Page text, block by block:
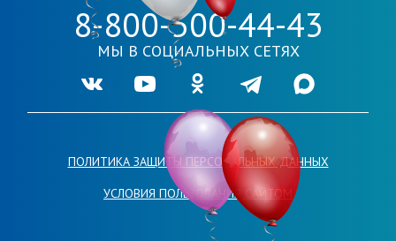
8-800-500-44-43
МЫ В СОЦИАЛЬНЫХ СЕТЯХ
Ссылка на нашу группу во VKontakte
Ссылка на наш канал в Youtube
Ссылка на нашу группу в
Ссылка на наш канал в
Ссылка на наш
ПОЛИТИКА ЗАЩИТЫ ПЕРСОНАЛЬНЫХ ДАННЫХ
УСЛОВИЯ ПОЛЬЗОВАНИЯ САЙТОМ